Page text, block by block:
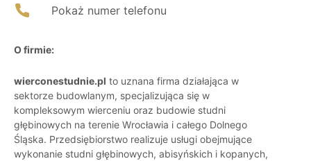
Pokaż numer telefonu
O firmie:
wierconestudnie.pl to uznana firma działająca w
sektorze budowlanym, specjalizująca się w
kompleksowym wierceniu oraz budowie studni
głębinowych na terenie Wrocławia i całego Dolnego
Śląska. Przedsiębiorstwo realizuje usługi obejmujące
wykonanie studni głębinowych, abisyńskich i kopanych,